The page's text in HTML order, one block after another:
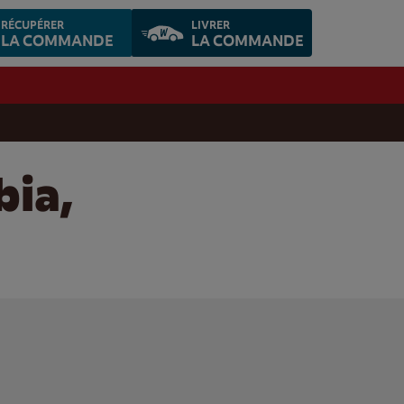
RÉCUPÉRER
LA COMMANDE
LIVRER
LA COMMANDE